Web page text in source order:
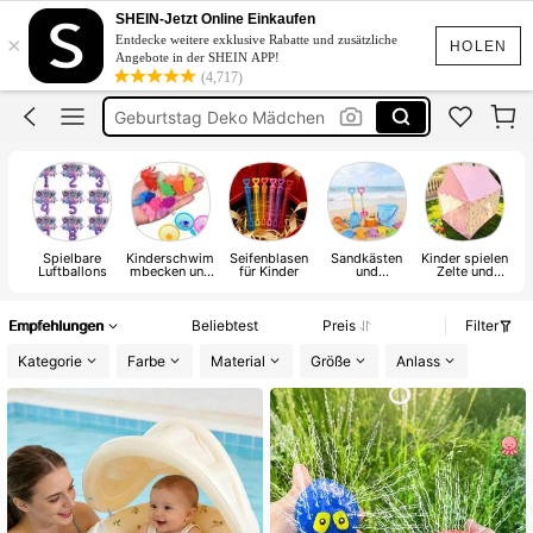
HOLEN
×
SHEIN-Jetzt Online Einkaufen
Entdecke weitere exklusive Rabatte und zusätzliche
Angebote in der SHEIN APP!
(4,717)
Schwimmring
Seifenblasen
Geburtstag Deko Mädchen
Spielzeug
Schwimmring
Spielbare
Luftballons
Kinderschwim
mbecken und
Seifenblasen
für Kinder
Sandkästen
und
Kinder spielen
Zelte und
Empfehlungen Beliebtest Preis
Filter
Kategorie
Farbe Material Größe Anlass